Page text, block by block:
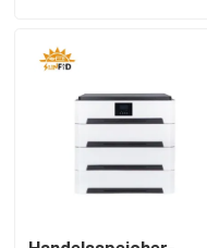
Qualitätskontrolle